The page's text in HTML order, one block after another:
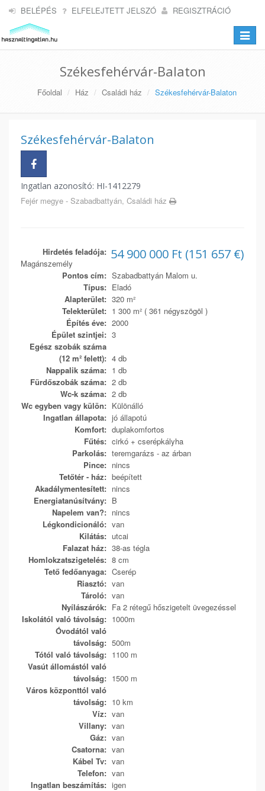
BELÉPÉS ELFELEJTETT JELSZÓ REGISZTRÁCIÓ
Toggle
Székesfehérvár-Balaton
Főoldal Ház Családi ház Székesfehérvár-Balaton
Székesfehérvár-Balaton
Ingatlan azonosító: HI-1412279
Fejér megye - Szabadbattyán, Családi ház
54 900 000 Ft (151 657 €)
Hirdetés feladója:
Magánszemély
Pontos cím: Szabadbattyán Malom u.
Típus: Eladó
Alapterület: 320 m²
Telekterület: 1 300 m² ( 361 négyszögöl )
Építés éve: 2000
Épület szintjei: 3
Egész szobák száma
(12 m² felett): 4 db
Nappalik száma: 1 db
Fürdőszobák száma: 2 db
Wc-k száma: 2 db
Wc egyben vagy külön: Különálló
Ingatlan állapota: jó állapotú
Komfort: duplakomfortos
Fűtés: cirkó + cserépkályha
Parkolás: teremgarázs - az árban
Pince: nincs
Tetőtér - ház: beépített
Akadálymentesített: nincs
Energiatanúsítvány: B
Napelem van?: nincs
Légkondicionáló: van
Kilátás: utcai
Falazat ház: 38-as tégla
Homlokzatszigetelés: 8 cm
Tető fedőanyaga: Cserép
Riasztó: van
Tároló: van
Nyílászárók: Fa 2 rétegű hőszigetelt üvegezéssel
Iskolától való távolság: 1000m
Óvodától való
távolság: 500m
Tótól való távolság: 1100 m
Vasút állomástól való
távolság: 1500 m
Város központtól való
távolság: 10 km
Víz: van
Villany: van
Gáz: van
Csatorna: van
Kábel Tv: van
Telefon: van
Ingatlan beszámítás: igen